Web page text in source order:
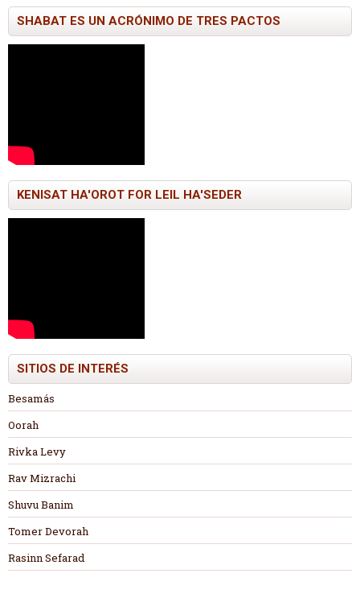
SHABAT ES UN ACRÓNIMO DE TRES PACTOS
KENISAT HA'OROT FOR LEIL HA'SEDER
SITIOS DE INTERÉS
Besamás
Oorah
Rivka Levy
Rav Mizrachi
Shuvu Banim
Tomer Devorah
Rasinn Sefarad